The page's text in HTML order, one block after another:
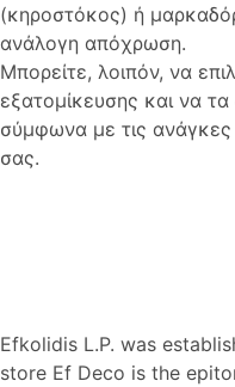
(κηροστόκος) ή
ανάλογη απόχρωση.
Μπορείτε, λοιπόν, να
εξατομίκευσης και να
σύμφωνα με τις ανάγκες
σας.
Efkolidis L.P. was
store Ef Deco is the